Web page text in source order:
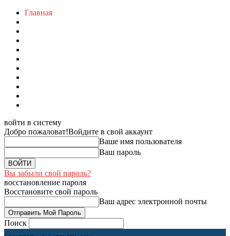
Главная
войти в систему
Добро пожаловат!Войдите в свой аккаунт
Ваше имя пользователя
Ваш пароль
Вы забыли свой пароль?
восстановление пароля
Восстановите свой пароль
Ваш адрес электронной почты
Поиск